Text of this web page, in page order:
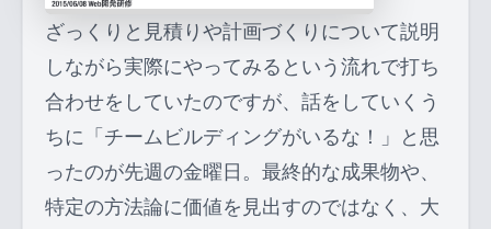
ざっくりと見積りや計画づくりについて説明
しながら実際にやってみるという流れで打ち
合わせをしていたのですが、話をしていくう
ちに「チームビルディングがいるな！」と思
ったのが先週の金曜日。最終的な成果物や、
特定の方法論に価値を見出すのではなく、大